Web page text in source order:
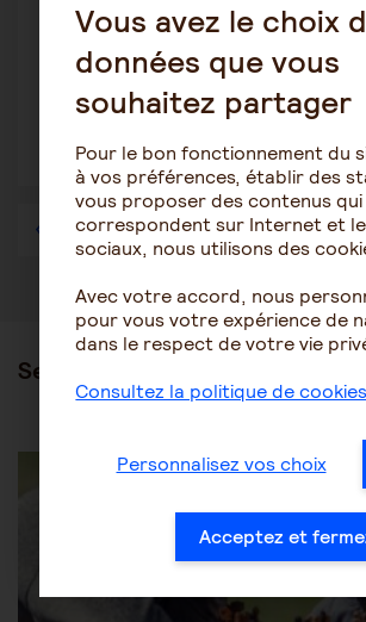
Comment se retrouver après avoir
23
1 2 3 4 5 6 7 …
Ses articles
Category:
Vous avez le choix
données que vous
souhaitez partager
Pour le bon fonctionnement du
à vos préférences, établir des
vous proposer des contenus qui
correspondent sur Internet et
sociaux, nous utilisons des
Avec votre accord, nous
pour vous votre expérience de
dans le respect de votre vie
Consultez la politique de cookies
Personnalisez vos choix
Acceptez et